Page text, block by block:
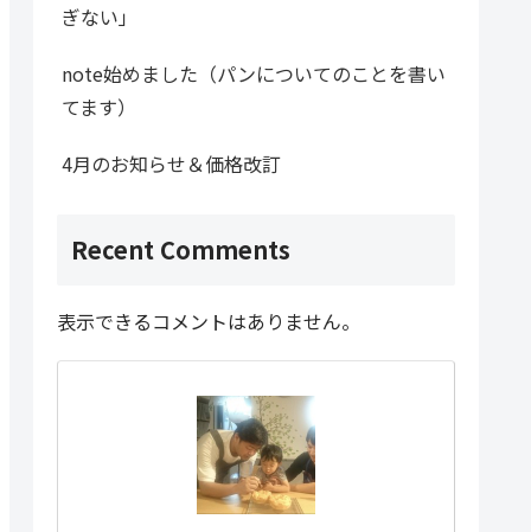
ぎない」
note始めました（パンについてのことを書い
てます）
4月のお知らせ＆価格改訂
Recent Comments
表示できるコメントはありません。